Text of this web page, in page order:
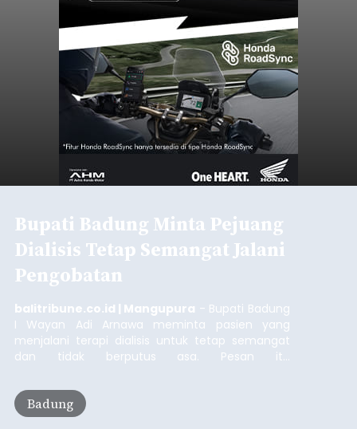
Bupati Badung Minta Pejuang
Dialisis Tetap Semangat Jalani
Pengobatan
balitribune.co.id | Mangupura - Bupati Badung
I Wayan Adi Arnawa meminta pasien yang
menjalani terapi dialisis untuk tetap semangat
dan tidak berputus asa. Pesan itu
Pejuang Dialisis yang digelar RSD Mangusada di
Ruang Kertha Gosana, Puspem Badung, Minggu
(9/8/2026).
Badung